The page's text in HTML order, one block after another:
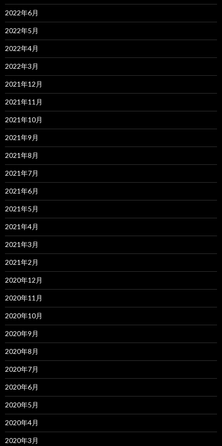
2022年6月
2022年5月
2022年4月
2022年3月
2021年12月
2021年11月
2021年10月
2021年9月
2021年8月
2021年7月
2021年6月
2021年5月
2021年4月
2021年3月
2021年2月
2020年12月
2020年11月
2020年10月
2020年9月
2020年8月
2020年7月
2020年6月
2020年5月
2020年4月
2020年3月